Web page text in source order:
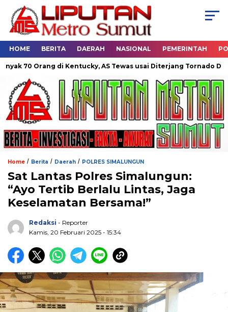
HOME BERITA DAERAH NASIONAL PEMERINTAH
di Kentucky, AS Tewas usai Diterjang Tornado Dahsyat
Home / Berita / Daerah / POLRES SIMALUNGUN
Sat Lantas Polres Simalungun:
“Ayo Tertib Berlalu Lintas, Jaga
Keselamatan Bersama!”
Redaksi - Reporter
Kamis, 20 Februari 2025 - 15:34